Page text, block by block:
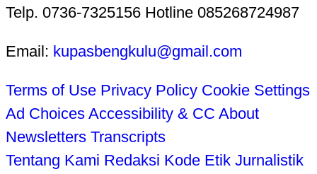
Telp. 0736-7325156 Hotline 085268724987
Email: kupasbengkulu@gmail.com
Terms of Use Privacy Policy Cookie Settings
Ad Choices Accessibility & CC About
Newsletters Transcripts
Tentang Kami Redaksi Kode Etik Jurnalistik